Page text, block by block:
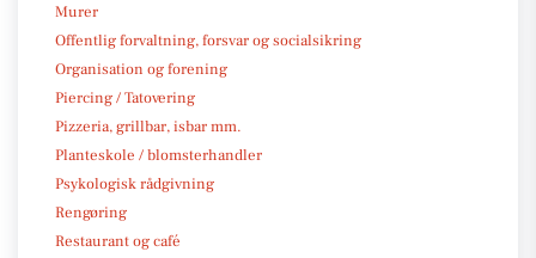
Murer
Offentlig forvaltning, forsvar og socialsikring
Organisation og forening
Piercing / Tatovering
Pizzeria, grillbar, isbar mm.
Planteskole / blomsterhandler
Psykologisk rådgivning
Rengøring
Restaurant og café